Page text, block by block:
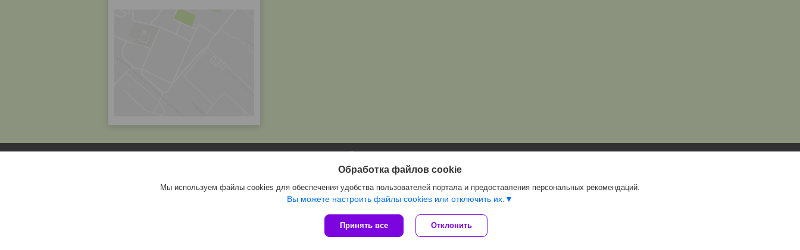
Сайт создан на платформе Deal.by
Политика обработки файлов cookies
Обработка файлов cookie
Мы используем файлы cookies для обеспечения удобства пользователей портала и предоставления персональных рекомендаций.
Вы можете настроить файлы cookies или отключить их.
Принять все Отклонить
Магазин "Периметр" |
Пожаловаться на контент
Select Language ▼